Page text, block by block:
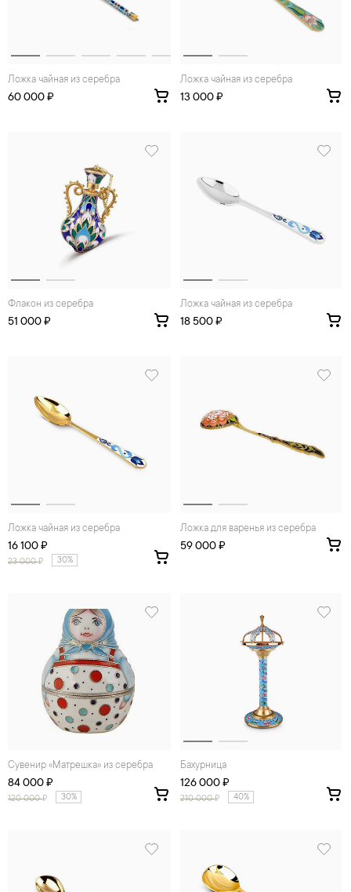
Ложка чайная из серебра
60 000 ₽
Ложка чайная из серебра
13 000 ₽
Флакон из серебра
51 000 ₽
Ложка чайная из серебра
18 500 ₽
Ложка чайная из серебра
16 100 ₽
23 000₽ 30%
Ложка для варенья из серебра
59 000 ₽
Сувениp «Матрешка» из серебра
84 000 ₽
120 000₽ 30%
Бахурница
126 000 ₽
210 000₽ 40%